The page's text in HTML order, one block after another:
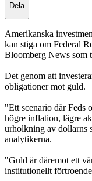
Dela
Amerikanska
kan stiga om Federal
Bloomberg News som
Det genom att
obligationer mot guld.
"Ett scenario där Feds
högre inflation, lägre
urholkning av dollarns
analytikerna.
"Guld är däremot ett
institutionellt